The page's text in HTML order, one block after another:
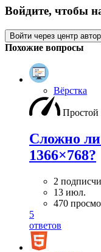
Войдите, чтобы
Войти через центр
Похожие вопросы
Вёрстка
Простой
Сложно ли
1366×768?
2
13 июл.
470
5
ответов